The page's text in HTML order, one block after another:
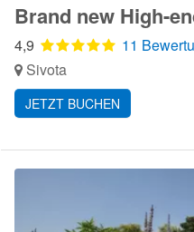
Brand new High-
4,9
11
Sivota
JETZT BUCHEN